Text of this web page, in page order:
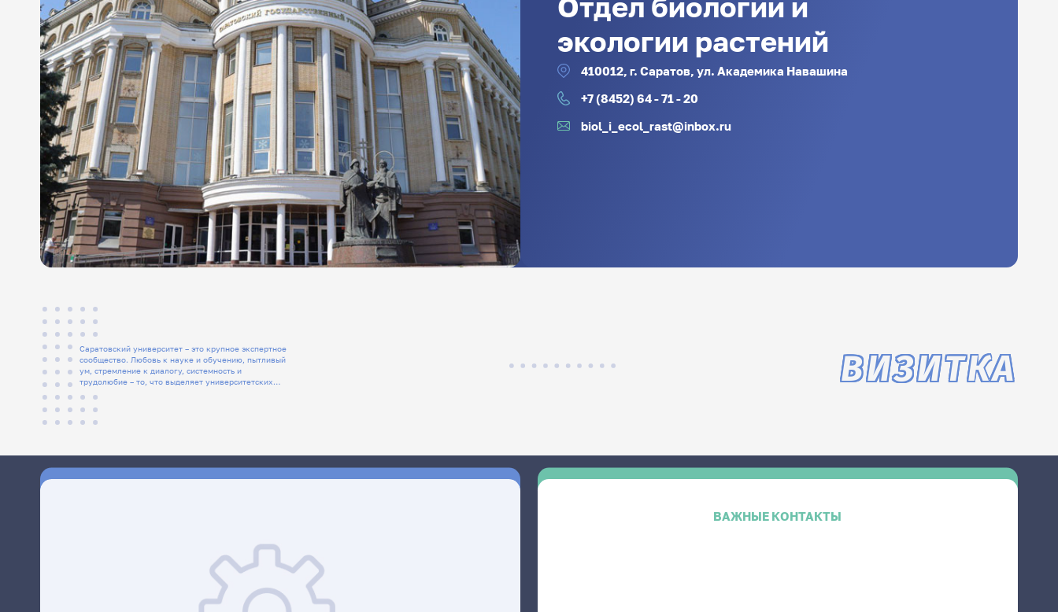
экологии растений
410012, г. Саратов, ул. Академика Навашина
+7 (8452) 64 - 71 - 20
biol_i_ecol_rast@inbox.ru
Саратовский университет – это крупное экспертное
сообщество. Любовь к науке и обучению, пытливый
ум, стремление к диалогу, системность и
трудолюбие – то, что выделяет университетских
ВИЗИТКА
ВАЖНЫЕ КОНТАКТЫ